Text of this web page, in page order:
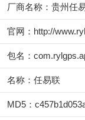
厂商名称： 贵州任
官网： http://
包名：
名称：任易联
MD5：